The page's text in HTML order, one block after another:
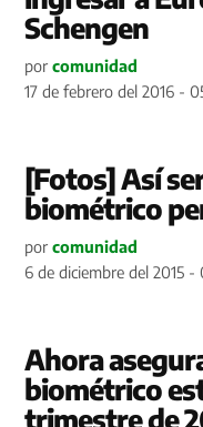
Schengen
por comunidad
17 de febrero del 2016 -
[Fotos] Así
biométrico
por comunidad
6 de diciembre del 2015 -
Ahora
biométrico
trimestre de